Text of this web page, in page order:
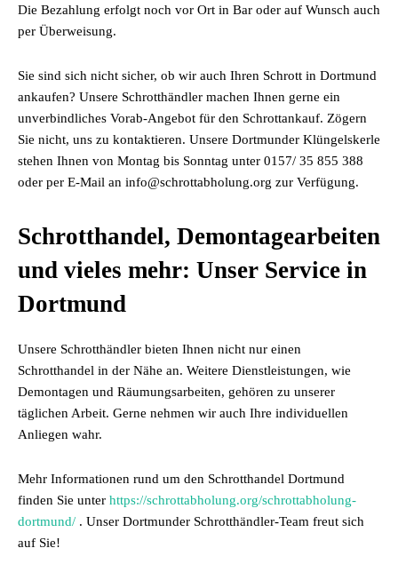
Die Bezahlung erfolgt noch vor Ort in Bar oder auf Wunsch auch
per Überweisung.
Sie sind sich nicht sicher, ob wir auch Ihren Schrott in Dortmund
ankaufen? Unsere Schrotthändler machen Ihnen gerne ein
unverbindliches Vorab-Angebot für den Schrottankauf. Zögern
Sie nicht, uns zu kontaktieren. Unsere Dortmunder Klüngelskerle
stehen Ihnen von Montag bis Sonntag unter 0157/ 35 855 388
oder per E-Mail an info@schrottabholung.org zur Verfügung.
Schrotthandel, Demontagearbeiten
und vieles mehr: Unser Service in
Dortmund
Unsere Schrotthändler bieten Ihnen nicht nur einen
Schrotthandel in der Nähe an. Weitere Dienstleistungen, wie
Demontagen und Räumungsarbeiten, gehören zu unserer
täglichen Arbeit. Gerne nehmen wir auch Ihre individuellen
Anliegen wahr.
Mehr Informationen rund um den Schrotthandel Dortmund
finden Sie unter https://schrottabholung.org/schrottabholung-
dortmund/ . Unser Dortmunder Schrotthändler-Team freut sich
auf Sie!